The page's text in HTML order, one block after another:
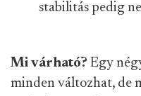
stabilitás pedig
Mi várható? Egy
minden változhat, de